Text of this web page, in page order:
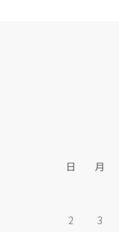
日
月
2
3